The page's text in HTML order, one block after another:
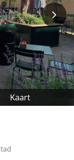
Kaart